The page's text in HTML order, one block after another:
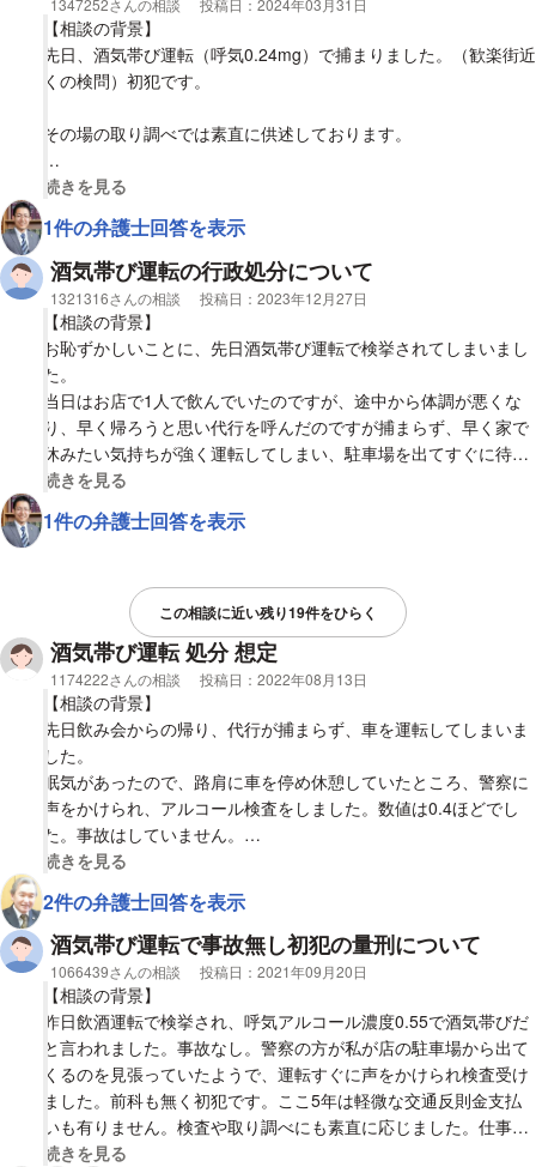
【質問1】
起訴猶予になるのか起訴されるのか、どのような処分が想定され
相談者
1347252さんの相談 投稿日： 2024年03月31日
【相談の背景】
先日、酒気帯び運転（呼気0.24mg）で捕まりました。（歓楽街近
くの検問）初犯です。
その場の取り調べでは素直に供述しております。
内容としては…「深夜12時〜3時頃まで1人で飲酒。一店舗目で4
杯、二店舗目で1杯（全てレモンサワー）を飲酒。（3:50分頃捕
まった）今日は嫁子供が出掛けて家におらず、気が緩んでおりま
した…」
と供述しております。
担当の方からは
「呼気チェックのアルコール量から見て、供述内容は確かに妥
当、略式起訴になり、おそらく罰金30〜40万くらい」
と話をされました。
【質問1】
分になるケースが多いのでしょうか？
供述はとにかく素直に話をしております。
供述以外のチェックはありませんでした。（真っ直ぐ歩けるか
視覚的に省略された相談全文の
続きを見る
1件の弁護士回答を表示
酒気帯び運転の行政処分について
相談者
1321316さんの相談 投稿日： 2023年12月27日
【相談の背景】
お恥ずかしいことに、先日酒気帯び運転で検挙されてしまいまし
た。
当日はお店で1人で飲んでいたのですが、途中から体調が悪くな
り、早く帰ろうと思い代行を呼んだのですが捕まらず、早く家で
休みたい気持ちが強く運転してしまい、駐車場を出てすぐに待っ
ていた警察に止められてしまいました。
アルコールは呼気で0.25で、受け答えや歩行に問題はないため酒
後に判明したのですが、実はお店にいる時に流行している感染症
を発症していたようです。
救急車は呼ぶほどではなかったのですが、タクシーを呼ぶなりし
て帰ればよかったと、本当に後悔しております。
自家用車がないと生活が困難な地域ではありますが、行政処分に
よっては売却を考えております。
その時は、その場で少し事情を聴取され、警察が手配してくれた
代行で帰宅したのですが、時間がかかるかもしれないが後々手紙
が届くので、それに従ってくれと言われたように記憶していま
す。
そこで質問させていただきます。
今後、私にはどのような手紙が届くのでしょうか？また、時間が
かかるとはどの程度かかるものなのでしょうか？
【質問2】
他の質問者さまの回答をみると、行政処分の軽減は難しいとのこ
とですが、軽減された事例などはあるのでしょうか？
視覚的に省略された相談全文の
続きを見る
1件の弁護士回答を表示
この相談に近い残り19件をひらく
酒気帯び運転 処分 想定
相談者
1174222さんの相談 投稿日： 2022年08月13日
【相談の背景】
先日飲み会からの帰り、代行が捕まらず、車を運転してしまいま
した。
眠気があったので、路肩に車を停め休憩していたところ、警察に
声をかけられ、アルコール検査をしました。数値は0.4ほどでし
た。事故はしていません。
その場では話もでき、まっすぐ歩け、酒気帯びと言われました。
10年ほど前に、交通事故を起こし、50万ほどの罰金を支払ってい
ます。
【質問1】
この場合、どの様な処分になりますでしょうか。
罰金なのか、執行猶予なのか、どの確率が高いか
また罰金だとすればいくらぐらいになりそうか教えてください。
視覚的に省略された相談全文の
続きを見る
2件の弁護士回答を表示
酒気帯び運転で事故無し初犯の量刑について
相談者
1066439さんの相談 投稿日： 2021年09月20日
【相談の背景】
昨日飲酒運転で検挙され、呼気アルコール濃度0.55で酒気帯びだ
と言われました。事故なし。警察の方が私が店の駐車場から出て
くるのを見張っていたようで、運転すぐに声をかけられ検査受け
ました。前科も無く初犯です。ここ5年は軽微な交通反則金支払
いも有りません。検査や取り調べにも素直に応じました。仕事は
地方公務員です。
視覚的に省略された相談全文の
続きを見る